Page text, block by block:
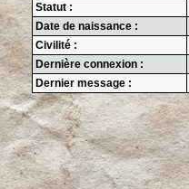
Statut :
Date de naissance :
Civilité :
Dernière connexion :
Dernier message :